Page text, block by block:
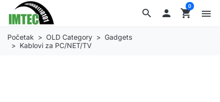
search  shopping_cart
0
menu
Početak OLD Category
Gadgets
Kablovi za PC/NET/TV